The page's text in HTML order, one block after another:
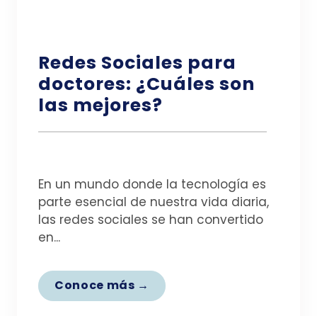
Redes Sociales para
doctores: ¿Cuáles son
las mejores?
En un mundo donde la tecnología es
parte esencial de nuestra vida diaria,
las redes sociales se han convertido
en...
Conoce más →